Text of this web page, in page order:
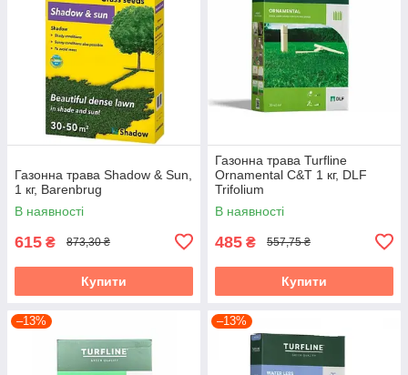
Газонна трава Shadow & Sun,
1 кг, Barenbrug
В наявності
615 ₴ 873,30 ₴
Купити
Газонна трава Turfline
Ornamental C&T 1 кг, DLF
Trifolium
В наявності
485 ₴ 557,75 ₴
Купити
–13% –13%